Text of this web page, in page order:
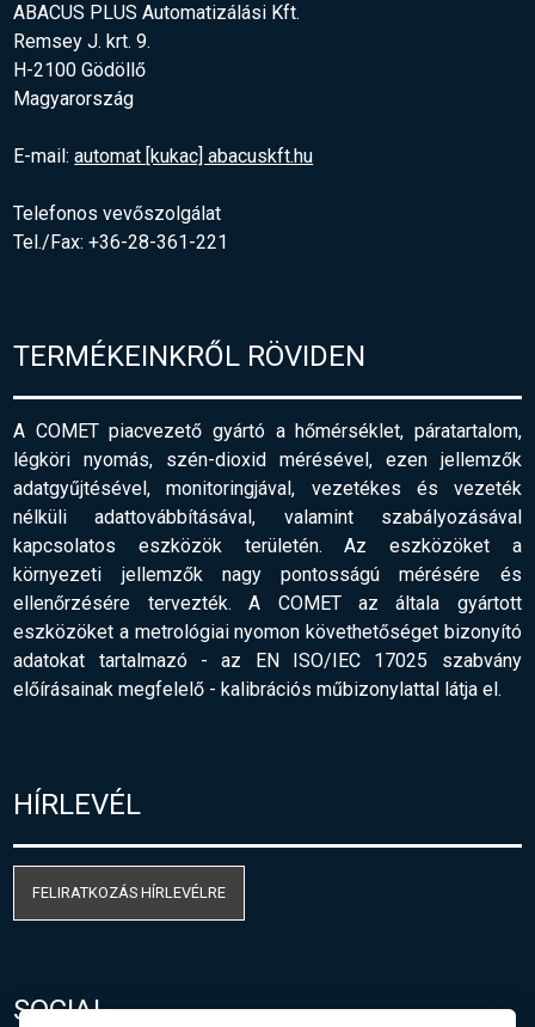
ABACUS PLUS Automatizálási Kft.
Remsey J. krt. 9.
H-2100 Gödöllő
Magyarország
E-mail:automat [kukac] abacuskft.hu
Telefonos vevőszolgálat
Tel./Fax: +36-28-361-221
TERMÉKEINKRŐL RÖVIDEN
A COMET piacvezető gyártó a hőmérséklet, páratartalom,
légköri nyomás, szén-dioxid mérésével, ezen jellemzők
adatgyűjtésével, monitoringjával, vezetékes és vezeték
nélküli adattovábbításával, valamint szabályozásával
kapcsolatos eszközök területén. Az eszközöket a
környezeti jellemzők nagy pontosságú mérésére és
ellenőrzésére tervezték. A COMET az általa gyártott
eszközöket a metrológiai nyomon követhetőséget bizonyító
adatokat tartalmazó - az EN ISO/IEC 17025 szabvány
előírásainak megfelelő - kalibrációs műbizonylattal látja el.
HÍRLEVÉL
FELIRATKOZÁS HÍRLEVÉLRE
SOCIAL